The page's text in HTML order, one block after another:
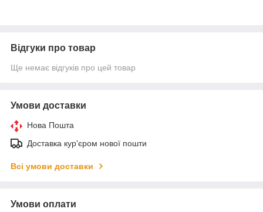
Відгуки про товар
Ще немає відгуків про цей товар
Умови доставки
Нова Пошта
Доставка кур'єром нової пошти
Всі умови доставки
Умови оплати